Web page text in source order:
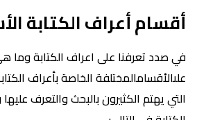
أعراف الكتابة
تعرفنا على اعراف الكتابة وما هي
الخاصة بأعراف الكتابة
يهتم الكثيرون بالبحث والتعرف عليها